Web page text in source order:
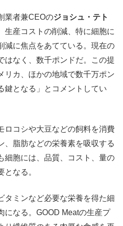
業者兼CEOのジョシュ・テト
生産コストの削減、特に細胞に
減に焦点をあてている。現在の
はなく、数千ポンドだ。この提
リカ、ほかの地域で数千万ポン
鍵となる」とコメントしてい
ロコシや大豆などの飼料を消費
、脂肪などの栄養素を吸収する
細胞には、品質、コスト、量の
となる。
タミンなど必要な栄養を得た細
なる。 GOOD Meatの生産プ